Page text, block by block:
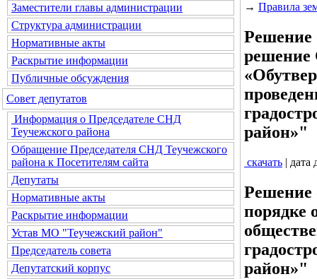
Заместители главы администрации
Структура администрации
Нормативные акты
Раскрытие информации
Публичные обсуждения
Совет депутатов
Информация о Председателе СНД
Теучежского района
Обращение Председателя СНД Теучежского
района к Посетителям сайта
Депутаты
Нормативные акты
Раскрытие информации
Устав МО "Теучежский район"
Председатель совета
Депутатский корпус
→ Правила
Решение
решение
район»"
скачать | дата
Решение
порядке
район»"